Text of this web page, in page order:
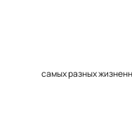
самых разных